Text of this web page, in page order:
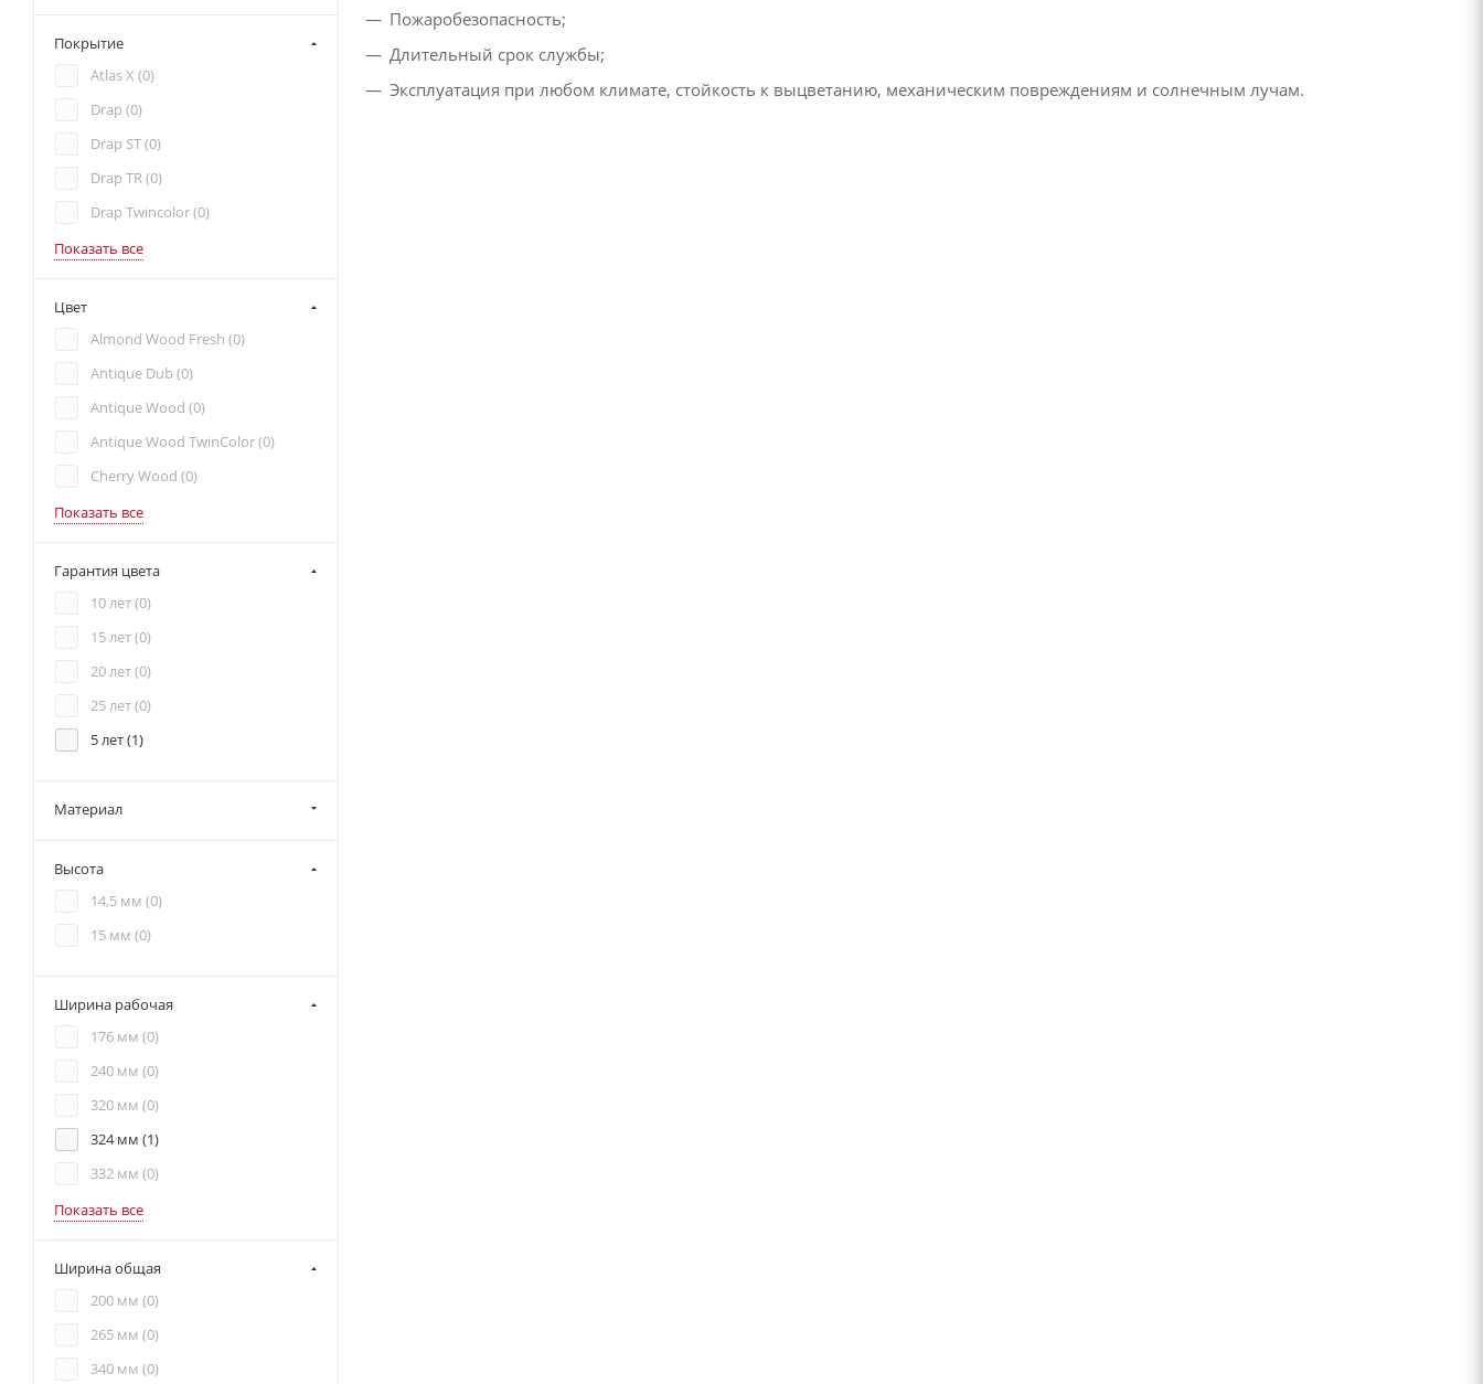
Пожаробезопасность;
Длительный срок службы;
Эксплуатация при любом климате, стойкость к выцветанию, механическим повреждениям и солнечным лучам.
Покрытие
Atlas X (0)
Drap (0)
Drap ST (0)
Drap TR (0)
Drap Twincolor (0)
Показать все
Цвет
Almond Wood Fresh (0)
Antique Dub (0)
Antique Wood (0)
Antique Wood TwinColor (0)
Cherry Wood (0)
Показать все
Гарантия цвета
10 лет (0)
15 лет (0)
20 лет (0)
25 лет (0)
5 лет (1)
Материал
Высота
14,5 мм (0)
15 мм (0)
Ширина рабочая
176 мм (0)
240 мм (0)
320 мм (0)
324 мм (1)
332 мм (0)
Показать все
Ширина общая
200 мм (0)
265 мм (0)
340 мм (0)